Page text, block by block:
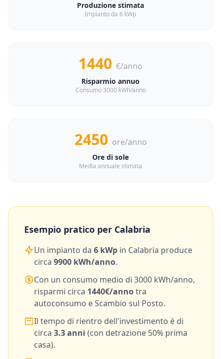
Produzione stimata
Impianto da 6 kWp
1440 €/anno
Risparmio annuo
Consumo 3000 kWh/anno
2450 ore/anno
Ore di sole
Media annuale stimata
Esempio pratico per Calabria
Un impianto da 6 kWp in Calabria produce
circa 9900 kWh/anno.
Con un consumo medio di 3000 kWh/anno,
risparmi circa 1440€/annotra
autoconsumo e Scambio sul Posto.
Il tempo di rientro dell'investimento è di
circa 3.3anni (con detrazione 50% prima
casa).